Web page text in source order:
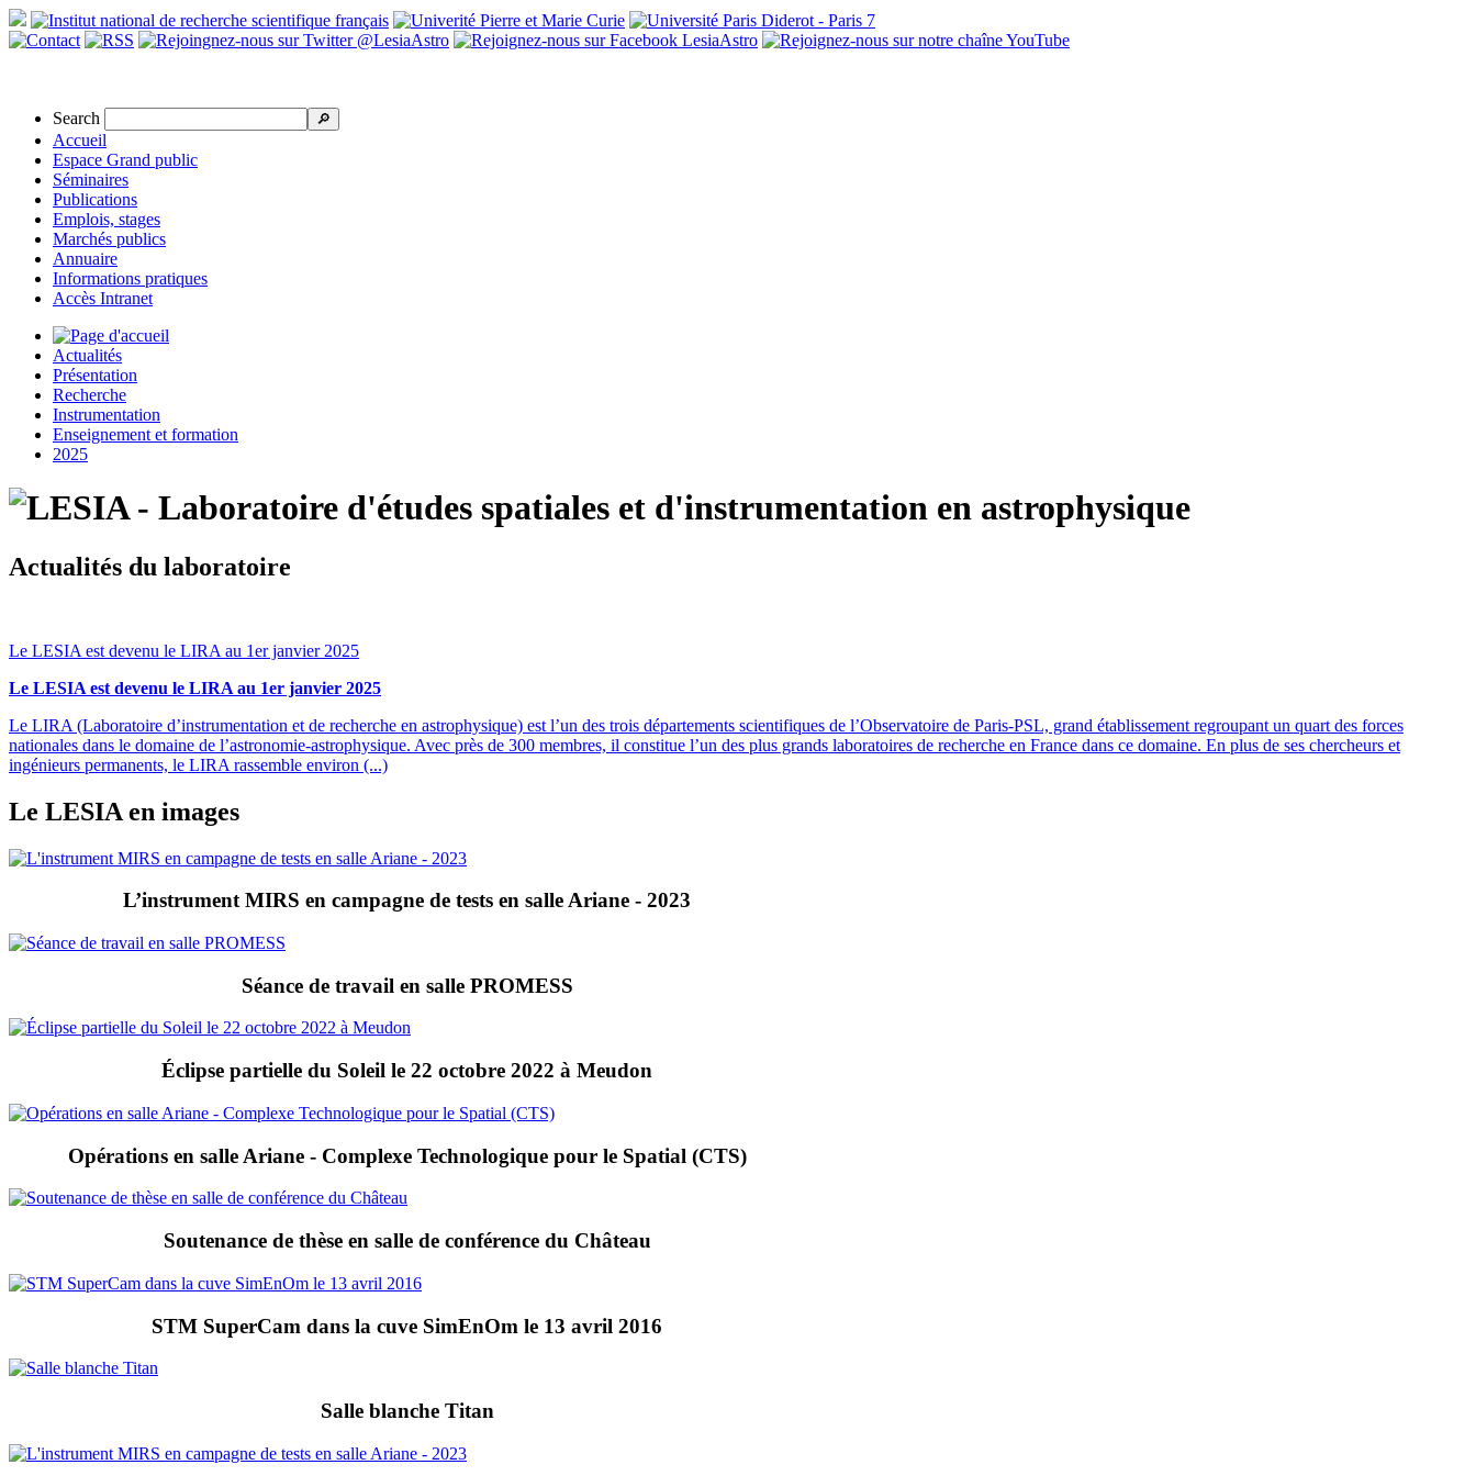
Search 🔎
Accueil
Espace Grand public
Séminaires
Publications
Emplois, stages
Marchés publics
Annuaire
Informations pratiques
Accès Intranet
Actualités
Présentation
Recherche
Instrumentation
Enseignement et formation
2025
Actualités du laboratoire
Le LESIA est devenu le LIRA au 1er janvier 2025
Le LESIA est devenu le LIRA au 1er janvier 2025
Le LIRA (Laboratoire d’instrumentation et de recherche en astrophysique) est l’un des trois départements scientifiques de l’Observatoire de Paris-PSL, grand établissement regroupant un quart des forces
nationales dans le domaine de l’astronomie-astrophysique. Avec près de 300 membres, il constitue l’un des plus grands laboratoires de recherche en France dans ce domaine. En plus de ses chercheurs et
ingénieurs permanents, le LIRA rassemble environ (...)
Le LESIA en images
L’instrument MIRS en campagne de tests en salle Ariane - 2023
Séance de travail en salle PROMESS
Éclipse partielle du Soleil le 22 octobre 2022 à Meudon
Opérations en salle Ariane - Complexe Technologique pour le Spatial (CTS)
Soutenance de thèse en salle de conférence du Château
STM SuperCam dans la cuve SimEnOm le 13 avril 2016
Salle blanche Titan